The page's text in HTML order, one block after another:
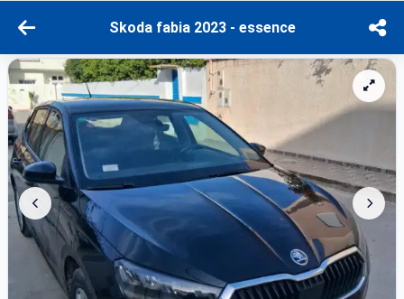
Skoda fabia 2023 - essence